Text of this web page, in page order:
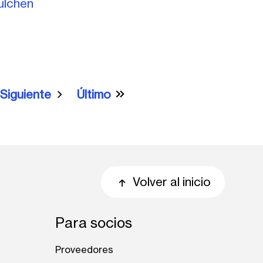
Siguiente página
Siguiente Última página
Último
Volver al inicio
Para socios
Proveedores